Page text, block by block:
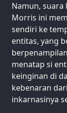
Namun, suara
Morris ini
sendiri ke
entitas, yang
menatap si
keinginan di
kebenaran
inkarnasinya